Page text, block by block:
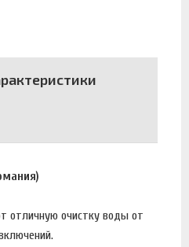
отличную очистку воды от